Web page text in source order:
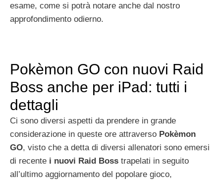
esame, come si potrà notare anche dal nostro
approfondimento odierno.
Pokèmon GO con nuovi Raid
Boss anche per iPad: tutti i
dettagli
Ci sono diversi aspetti da prendere in grande
considerazione in queste ore attraverso Pokèmon
GO, visto che a detta di diversi allenatori sono emersi
di recente i nuovi Raid Boss trapelati in seguito
all’ultimo aggiornamento del popolare gioco,